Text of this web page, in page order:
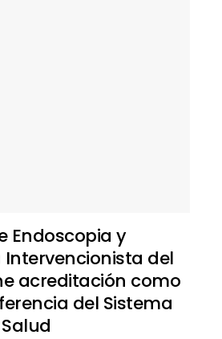
Endoscopia y
del
acreditación como
del Sistema